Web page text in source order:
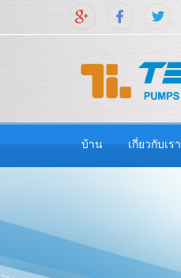
บ้าน เกี่ยวกับเรา